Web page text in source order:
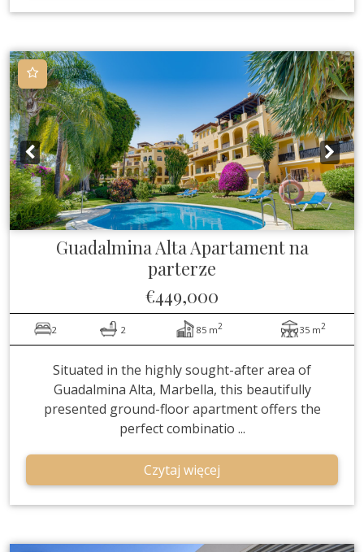
Guadalmina Alta Apartament na
parterze
€449,000
2 2 85 m2 35 m2
Situated in the highly sought-after area of
Guadalmina Alta, Marbella, this beautifully
presented ground-floor apartment offers the
perfect combinatio ...
Czytaj więcej